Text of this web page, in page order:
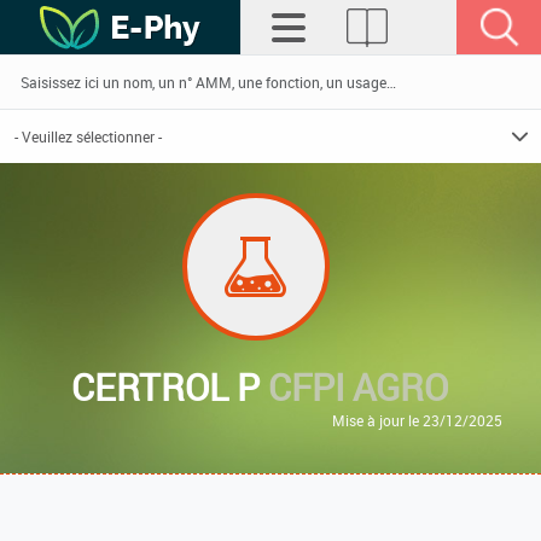
CERTROL PCFPI AGRO
Mise à jour le 23/12/2025